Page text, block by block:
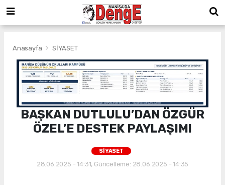
Anasayfa SİYASET
BAŞKAN DUTLULU’DAN ÖZGÜR
ÖZEL’E DESTEK PAYLAŞIMI
SİYASET
28.06.2025 - 14:31, Güncelleme: 28.06.2025 - 14:35